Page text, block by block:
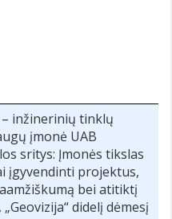
– inžinerinių tinklų
įmonė UAB
sritys: Įmonės tikslas
įgyvendinti projektus,
bei atitiktį
didelį dėmesį